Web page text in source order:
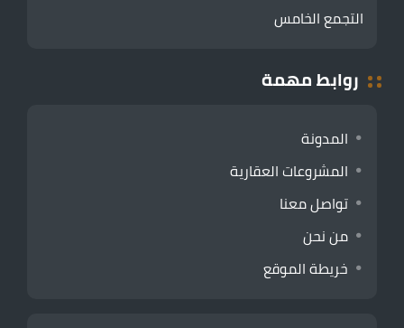
التجمع الخامس
روابط مهمة
المدونة
المشروعات العقارية
تواصل معنا
من نحن
خريطة الموقع